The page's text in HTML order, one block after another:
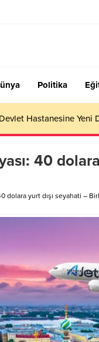
Politika
Hastanesine Yeni
40
dolara yurt dışı seyahati –